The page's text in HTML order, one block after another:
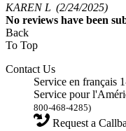
KAREN L (2/24/2025)
No reviews have been
Back
To Top
Contact Us
Service en français
Service pour
800-468-4285)
Request a